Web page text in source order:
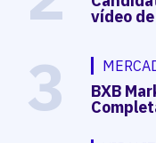
vídeo
3 BXB